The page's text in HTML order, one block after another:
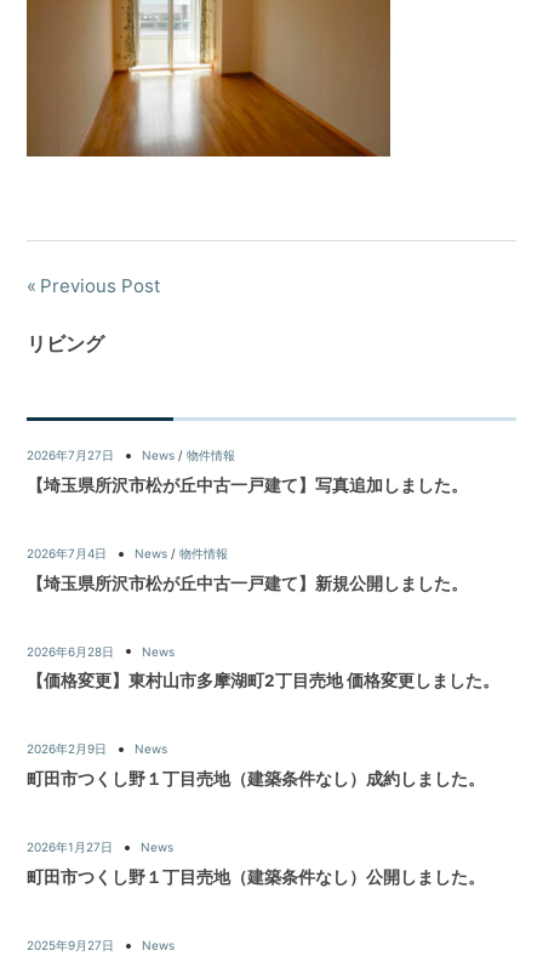
Previous Post
リビング
2026年7月27日 News/ 物件情報
【埼玉県所沢市松が丘中古一戸建て】写真追加しました。
2026年7月4日 News/ 物件情報
【埼玉県所沢市松が丘中古一戸建て】新規公開しました。
2026年6月28日 News
【価格変更】東村山市多摩湖町2丁目売地 価格変更しました。
2026年2月9日 News
町田市つくし野１丁目売地（建築条件なし）成約しました。
2026年1月27日 News
町田市つくし野１丁目売地（建築条件なし）公開しました。
2025年9月27日 News